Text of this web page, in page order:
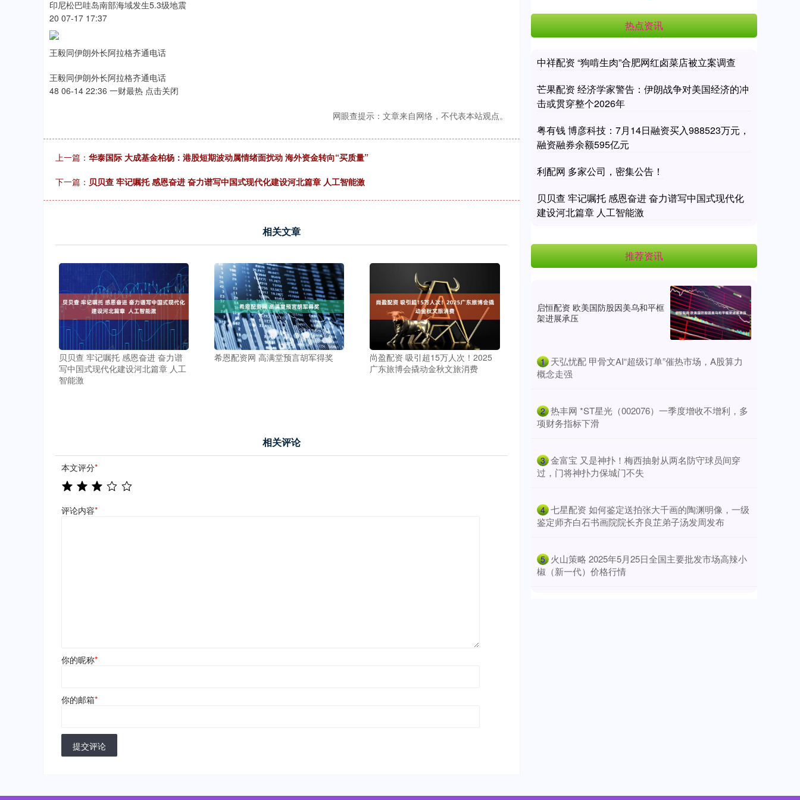
印尼松巴哇岛南部海域发生5.3级地震
20 07-17 17:37
王毅同伊朗外长阿拉格齐通电话
王毅同伊朗外长阿拉格齐通电话
48 06-14 22:36 一财最热 点击关闭
网眼查提示：文章来自网络，不代表本站观点。
上一篇： 华泰国际 大成基金柏杨：港股短期波动属情绪面扰动 海外资金转向“买质量”
下一篇： 贝贝查 牢记嘱托 感恩奋进 奋力谱写中国式现代化建设河北篇章 人工智能激
相关文章
贝贝查 牢记嘱托 感恩奋进 奋力谱
写中国式现代化建设河北篇章 人工
智能激
希恩配资网 高满堂预言胡军得奖
尚盈配资 吸引超15万人次！2025
广东旅博会撬动金秋文旅消费
相关评论
本文评分*
评论内容*
你的昵称*
你的邮箱*
提交评论
热点资讯
中祥配资 “狗啃生肉”合肥网红卤菜店被立案调查
芒果配资 经济学家警告：伊朗战争对美国经济的冲
击或贯穿整个2026年
粤有钱 博彦科技：7月14日融资买入988523万元，
融资融券余额595亿元
利配网 多家公司，密集公告！
贝贝查 牢记嘱托 感恩奋进 奋力谱写中国式现代化
建设河北篇章 人工智能激
推荐资讯
启恒配资 欧美国防股因美乌和平框
架进展承压
1 ​天弘忧配 甲骨文AI“超级订单”催热市场，A股算力
概念走强
2 ​热丰网 *ST星光（002076）一季度增收不增利，多
项财务指标下滑
3 ​金富宝 又是神扑！梅西抽射从两名防守球员间穿
过，门将神扑力保城门不失
4 ​七星配资 如何鉴定送拍张大千画的陶渊明像，一级
鉴定师齐白石书画院院长齐良芷弟子汤发周发布
5 ​火山策略 2025年5月25日全国主要批发市场高辣小
椒（新一代）价格行情